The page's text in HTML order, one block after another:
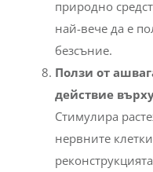
най-вече да е
безсъние.
Ползи от
действие
Стимулира
нервните
които тези